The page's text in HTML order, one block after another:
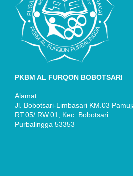
PKBM AL FURQON BOBOTSARI
Alamat :
Jl. Bobotsari-Limbasari KM.03
RT.05/ RW.01, Kec. Bobotsari
Purbalingga 53353